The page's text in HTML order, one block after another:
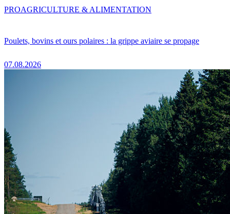
Poulets, bovins et ours polaires : la grippe aviaire se propage
07.08.2026
PROAGRICULTURE & ALIMENTATION